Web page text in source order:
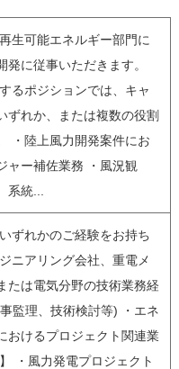
生可能エネルギー部門に
に従事いただきます。
るポジションでは、キャ
ずれか、または複数の役割
・陸上風力開発案件にお
ャー補佐業務 ・風況観
統...
ずれかのご経験をお持ち
ニアリング会社、重電メ
たは電気分野の技術業務経
監理、技術検討等) ・エネ
おけるプロジェクト関連業
・風力発電プロジェクト